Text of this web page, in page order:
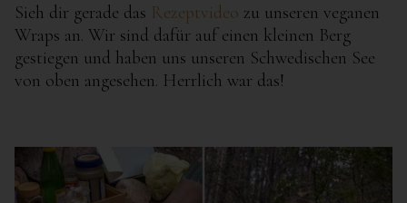
Sieh dir gerade das Rezeptvideo zu unseren veganen
Wraps an. Wir sind dafür auf einen kleinen Berg
gestiegen und haben uns unseren Schwedischen See
von oben angesehen. Herrlich war das!